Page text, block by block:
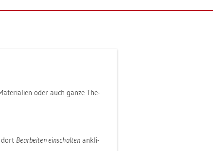
oder auch ganze The­
dort Be­ar­bei­ten ein­schal­ten an­kli­